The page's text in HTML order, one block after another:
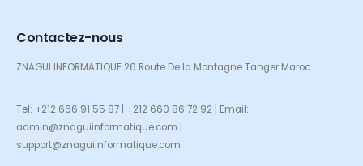
Contactez-nous
ZNAGUI INFORMATIQUE 26 Route De la Montagne Tanger Maroc
Tel: +212 666 91 55 87 | +212 660 86 72 92 | Email:
admin@znaguiinformatique.com |
support@znaguiinformatique.com